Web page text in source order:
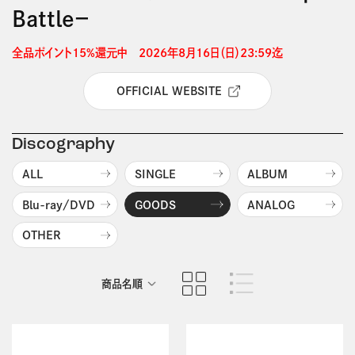
Battle－
全品ポイント15%還元中　2026年8月16日（日）23:59迄
OFFICIAL WEBSITE
Discography
ALL SINGLE ALBUM
Blu-ray/DVD GOODS ANALOG
OTHER
商品名順